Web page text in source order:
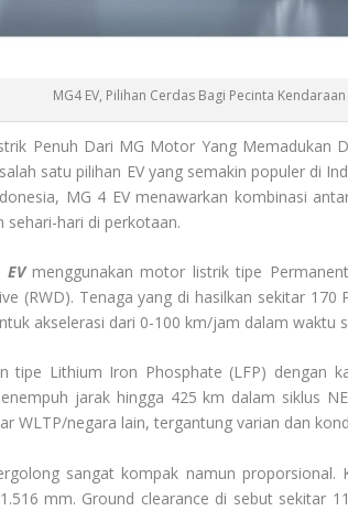
MG4 EV, Pilihan Cerdas Bagi Pecinta
Penuh Dari MG Motor Yang Memadukan
satu pilihan EV yang semakin populer di
MG 4 EV menawarkan kombinasi
sehari-hari di perkotaan.
EVmenggunakan motor listrik tipe
(RWD). Tenaga yang di hasilkan sekitar
akselerasi dari 0-100 km/jam dalam waktu
tipe Lithium Iron Phosphate (LFP) dengan
jarak hingga 425 km dalam siklus
WLTP/negara lain, tergantung varian dan
sangat kompak namun proporsional.
mm. Ground clearance di sebut sekitar